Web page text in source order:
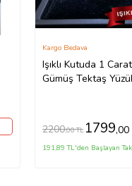
Işıklı Kutuda 1
Gümüş Tektaş
Kargo Bedava
2200,00 TL 1799,00
191,89 TL'den Başlayan